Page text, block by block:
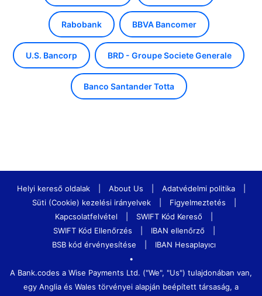
Rabobank BBVA Bancomer
U.S. Bancorp BRD - Groupe Societe Generale
Banco Santander Totta
Helyi kereső oldalak About Us Adatvédelmi politika
Süti (Cookie) kezelési irányelvek
Figyelmeztetés
Kapcsolatfelvétel
SWIFT Kód Kereső
SWIFT Kód Ellenőrzés
IBAN ellenőrző
BSB kód érvényesítése
IBAN Hesaplayıcı
•
A Bank.codes a Wise Payments Ltd. ("We", "Us") tulajdonában van,
egy Anglia és Wales törvényei alapján beépített társaság, a